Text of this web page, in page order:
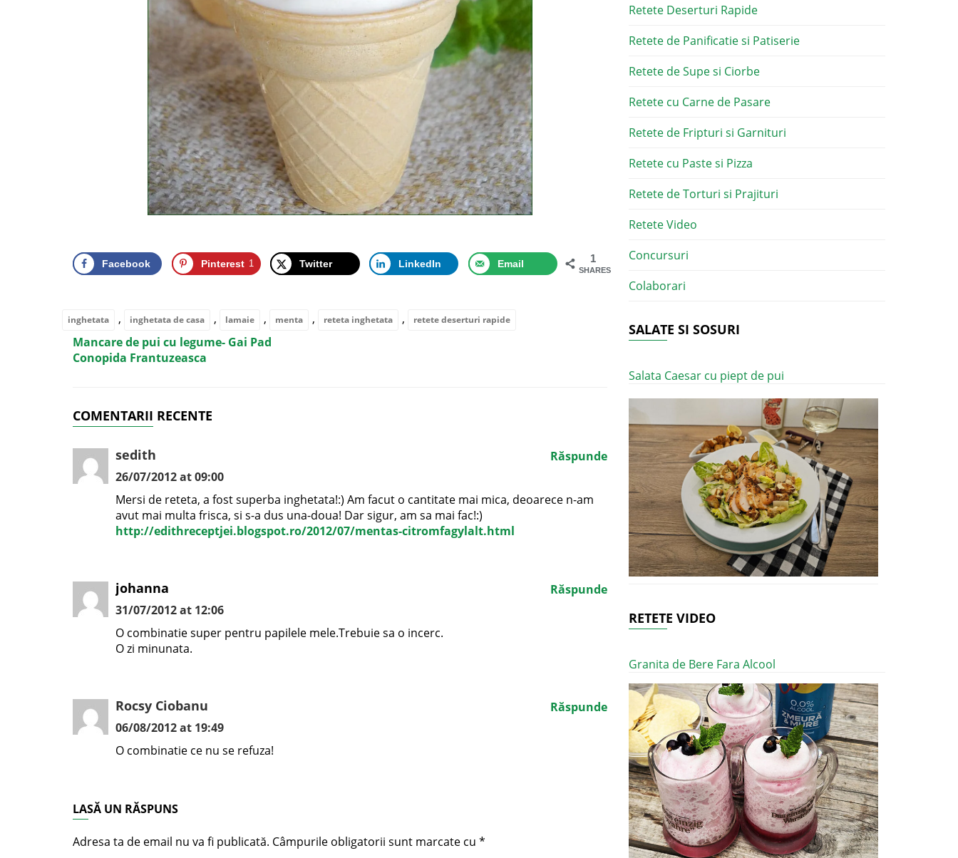
1
SHARES
Facebook Pinterest 1 Twitter LinkedIn Email
inghetata , inghetata de casa , lamaie , menta , reteta inghetata , retete deserturi rapide
Mancare de pui cu legume- Gai Pad
Conopida Frantuzeasca
COMENTARII RECENTE
sedith
26/07/2012 at 09:00
Mersi de reteta, a fost superba inghetata!:) Am facut o cantitate mai mica, deoarece n-am
avut mai multa frisca, si s-a dus una-doua! Dar sigur, am sa mai fac!:)
http://edithreceptjei.blogspot.ro/2012/07/mentas-citromfagylalt.html
Răspunde
johanna
31/07/2012 at 12:06
O combinatie super pentru papilele mele.Trebuie sa o incerc.
O zi minunata.
Răspunde
Rocsy Ciobanu
06/08/2012 at 19:49
O combinatie ce nu se refuza!
Răspunde
LASĂ UN RĂSPUNS
Adresa ta de email nu va fi publicată. Câmpurile obligatorii sunt marcate cu *
Retete Deserturi Rapide
Retete de Panificatie si Patiserie
Retete de Supe si Ciorbe
Retete cu Carne de Pasare
Retete de Fripturi si Garnituri
Retete cu Paste si Pizza
Retete de Torturi si Prajituri
Retete Video
Concursuri
Colaborari
SALATE SI SOSURI
Salata Caesar cu piept de pui
RETETE VIDEO
Granita de Bere Fara Alcool